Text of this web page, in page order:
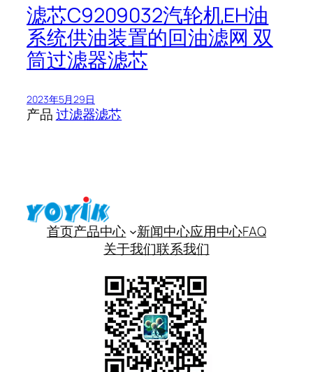
滤芯C9209032汽轮机EH油
系统供油装置的回油滤网 双
筒过滤器滤芯
2023年5月29日
产品过滤器滤芯
首页产品中心 新闻中心应用中心FAQ
关于我们联系我们